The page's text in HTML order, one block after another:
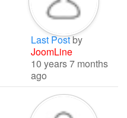
Last Postby
JoomLine
10 years 7 months
ago